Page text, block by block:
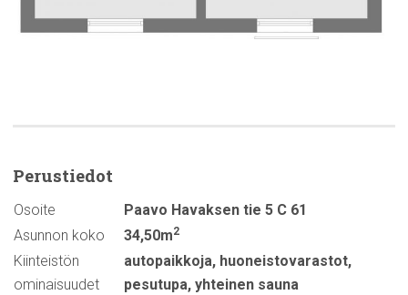
Perustiedot
Osoite
Paavo Havaksen tie 5 C 61
Asunnon koko
34,50m2
Kiinteistön
ominaisuudet
autopaikkoja, huoneistovarastot,
pesutupa, yhteinen sauna